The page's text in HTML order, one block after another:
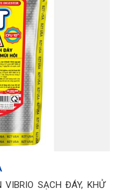
VIBRIO SẠCH ĐÁY, KHỬ